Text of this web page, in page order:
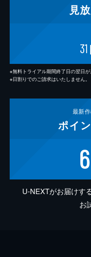
見
31
※無料トライアル期間終了日の翌日
※日割りでのご請求はいたしません。
最新
ポイ
U-NEXTがお届けす
お